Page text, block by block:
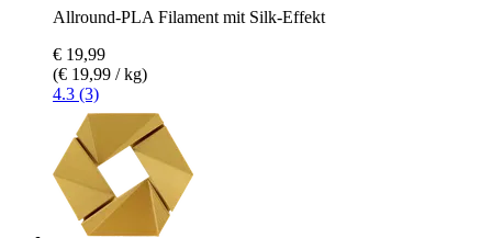
Allround-PLA Filament mit Silk-Effekt
€ 19,99
(€ 19,99 / kg)
4.3 (3)